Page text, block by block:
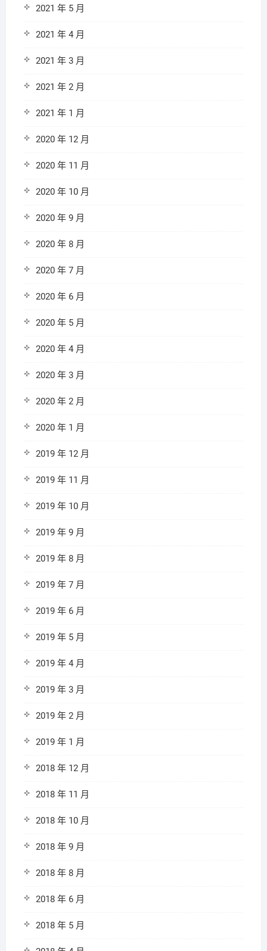
2021 年 5 月
2021 年 4 月
2021 年 3 月
2021 年 2 月
2021 年 1 月
2020 年 12 月
2020 年 11 月
2020 年 10 月
2020 年 9 月
2020 年 8 月
2020 年 7 月
2020 年 6 月
2020 年 5 月
2020 年 4 月
2020 年 3 月
2020 年 2 月
2020 年 1 月
2019 年 12 月
2019 年 11 月
2019 年 10 月
2019 年 9 月
2019 年 8 月
2019 年 7 月
2019 年 6 月
2019 年 5 月
2019 年 4 月
2019 年 3 月
2019 年 2 月
2019 年 1 月
2018 年 12 月
2018 年 11 月
2018 年 10 月
2018 年 9 月
2018 年 8 月
2018 年 6 月
2018 年 5 月